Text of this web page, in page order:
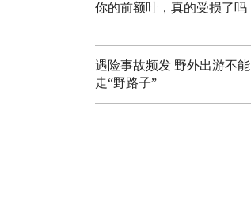
你的前额叶，真的受损了吗
遇险事故频发 野外出游不能
走“野路子”